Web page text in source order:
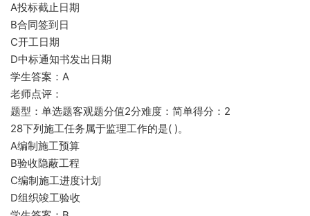
A投标截止日期
B合同签到日
C开工日期
D中标通知书发出日期
学生答案：A
老师点评：
题型：单选题客观题分值2分难度：简单得分：2
28下列施工任务属于监理工作的是( )。
A编制施工预算
B验收隐蔽工程
C编制施工进度计划
D组织竣工验收